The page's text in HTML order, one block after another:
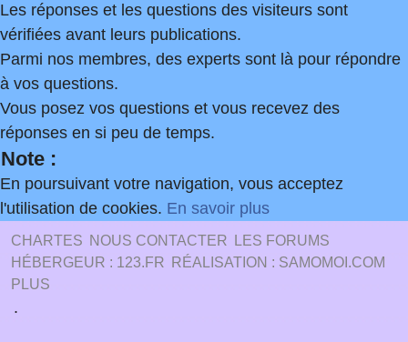
Les réponses et les questions des visiteurs sont
vérifiées avant leurs publications.
Parmi nos membres, des experts sont là pour répondre
à vos questions.
Vous posez vos questions et vous recevez des
réponses en si peu de temps.
Note :
En poursuivant votre navigation, vous acceptez
l'utilisation de cookies. En savoir plus
CHARTES NOUS CONTACTER
LES FORUMS
HÉBERGEUR : 123.FR
RÉALISATION : SAMOMOI.COM
PLUS
.